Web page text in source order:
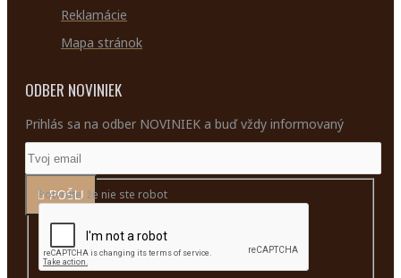
Reklamácie
Mapa stránok
ODBER NOVINIEK
Prihlás sa na odber NOVINIEK a buď vždy informovaný
POŠLI
Potvrďte, že nie ste robot